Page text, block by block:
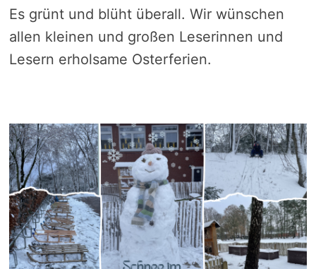
Es grünt und blüht überall. Wir wünschen
allen kleinen und großen Leserinnen und
Lesern erholsame Osterferien.